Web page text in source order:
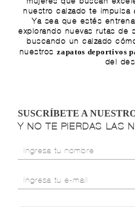
nuestro calzado te impulsa
Ya sea que estés
explorando nuevas rutas de
buscando un calzado
nuestroszapatos deportivos
del
SUSCRÍBETE A
Y NO TE PIERDAS LAS